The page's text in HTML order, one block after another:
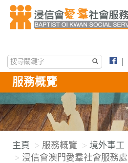
|
服務概覽
主頁 服務概覽 境外事工
浸信會澳門愛羣社會服務處